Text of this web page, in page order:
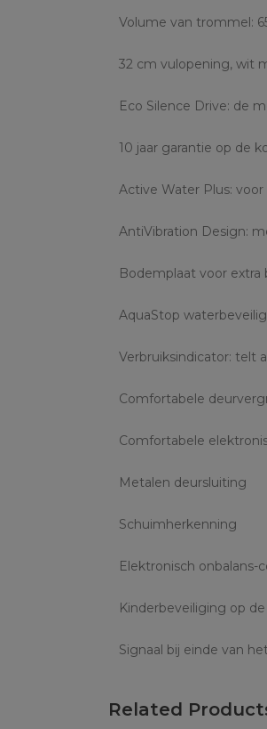
Volume van trommel:
32 cm vulopening, wit
Eco Silence Drive: de
10 jaar garantie op de
Active Water Plus:
AntiVibration Design:
Bodemplaat voor extra
AquaStop
Verbruiksindicator: telt
Comfortabele
Comfortabele
Metalen deursluiting
Schuimherkenning
Elektronisch onbalans-
Kinderbeveiliging op
Signaal bij einde van
Related